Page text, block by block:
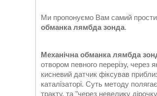
Ми пропонуємо Вам самий
обманка лямбда зонда.
Механічна обманка лямбда
отвором певного перерізу, через
кисневий датчик фіксував
каталізаторі. Суть методу
тракту, та "через невелику